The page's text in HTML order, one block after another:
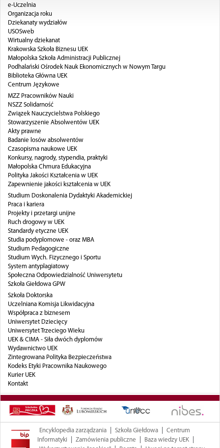
UBEZPIECZENIA
- DZIEKANAT WZ
INNE JEDN. NAUKOWO-DYDAKTYCZNE
JEDNOSTKI MIĘDZYUCZELNIANE
- PODHALAŃSKI OŚRODEK NAUK
EKONOMICZNYCH W NOWYM TARGU
JEDNOSTKI MIĘDZYWYDZIAŁOWE
- CENTRUM JĘZYKOWE
- STUDIUM WYCHOWANIA FIZYCZNEGI I SPORTU
- CENTRUM E-LEARNINGU
JEDNOSTKI OGÓLNOUCZELNIANE
- BIBLIOTEKA GŁÓWNA
JEDNOSTKI POZAWYDZIAŁOWE
- KRAKOWSKA SZKOŁA BIZNESU
- MAŁOPOLSKA SZKOŁA ADMINISTRACJI
PUBLICZNEJ
- EUROPEJSKI OŚRODEK BADAŃ IM. J. RETINGERA
ADMINISTRACJA I INNE JEDNOSTKI
PION REKTORA
PION PROREKTORA DS. KSZTAŁCENIA I STUDENTÓW
PION PROREKTORA DS. NAUKI
PION PROREKTORA DS. KOMUNIKACJI I
WSPÓŁPRACY
PION PROREKTORA DS. ORGANIZACJI I ROZWOJU
PION KANCLERZA
e-Uczelnia
Organizacja roku
Dziekanaty wydziałów
USOSweb
Wirtualny dziekanat
Krakowska Szkoła Biznesu UEK
Małopolska Szkoła Administracji Publicznej
Podhalański Ośrodek Nauk Ekonomicznych w Nowym Targu
Biblioteka Główna UEK
Centrum Językowe
MZZ Pracowników Nauki
NSZZ Solidarność
Związek Nauczycielstwa Polskiego
Stowarzyszenie Absolwentów UEK
Akty prawne
Badanie losów absolwentów
Czasopisma naukowe UEK
Konkursy, nagrody, stypendia, praktyki
Małopolska Chmura Edukacyjna
Polityka Jakości Kształcenia w UEK
Zapewnienie jakości kształcenia w UEK
Studium Doskonalenia Dydaktyki Akademickiej
Praca i kariera
Projekty i przetargi unijne
Ruch drogowy w UEK
Standardy etyczne UEK
Studia podyplomowe - oraz MBA
Studium Pedagogiczne
Studium Wych. Fizycznego i Sportu
System antyplagiatowy
Społeczna Odpowiedzialność Uniwersytetu
Szkoła Giełdowa GPW
Szkoła Doktorska
Uczelniana Komisja Likwidacyjna
Współpraca z biznesem
Uniwersytet Dziecięcy
Uniwersytet Trzeciego Wieku
UEK & CIMA - Siła dwóch dyplomów
Wydawnictwo UEK
Zintegrowana Polityka Bezpieczeństwa
Kodeks Etyki Pracownika Naukowego
Kurier UEK
Kontakt
Encyklopedia zarządzania Szkoła Giełdowa
Centrum
Informatyki
Zamówienia publiczne Baza wiedzy UEK